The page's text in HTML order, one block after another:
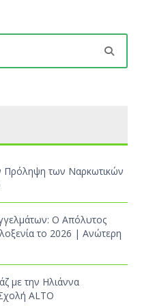
Πρόληψη των Ναρκωτικών
Ο Απόλυτος
το 2026 | Ανώτερη
με την Ηλιάννα
ALTO